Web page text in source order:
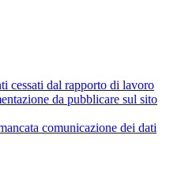
cessati dal rapporto di lavoro
da pubblicare sul sito
comunicazione dei dati